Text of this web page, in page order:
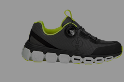
Bereichen für mehr Stabilität und
mit Mikrofaser-Fersenverstärkung
und herausnehmbare Einlegesohle
gedämpfte Gummi/Phylon-Sohle nach
bis ca. 70 °C